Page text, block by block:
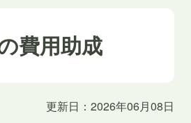
費用助成
更新日：2026年06月08日